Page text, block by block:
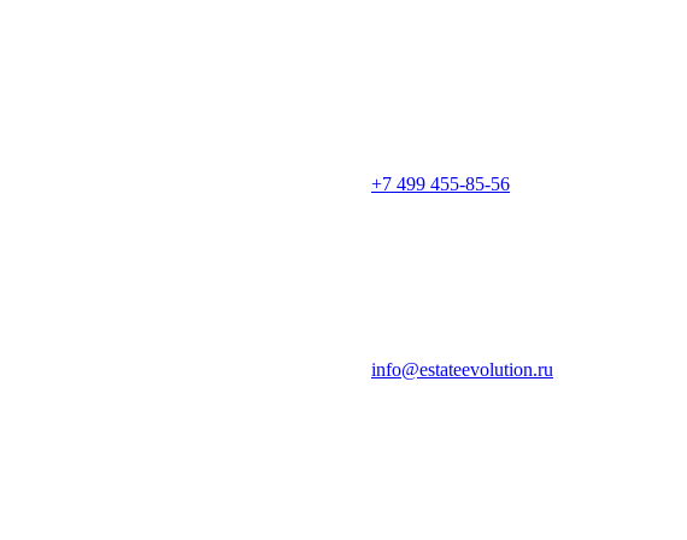
+7 499 455-85-56
info@estateevolution.ru